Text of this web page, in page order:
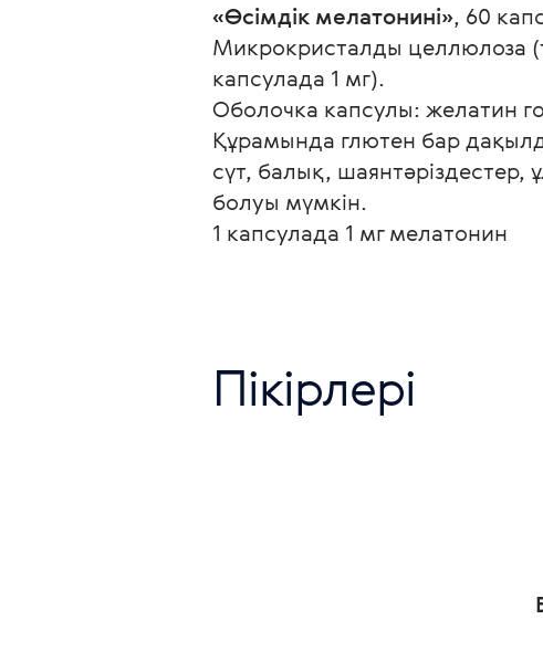
«Өсімдік мелатонині», 60
Микрокристалды целлюлоза
капсулада 1 мг).
Оболочка капсулы: желатин
Құрамында глютен бар
сүт, балық, шаянтәріздестер,
болуы мүмкін.
1 капсулада 1 мг мелатонин
Пікірлері